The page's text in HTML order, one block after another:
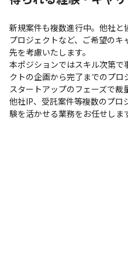
新規案件も複数進行中。他社
プロジェクトなど、ご希望の
先を考慮いたします。
本ポジションではスキル次第で
クトの企画から完了までのプロ
スタートアップのフェーズで裁
他社IP、受託案件等複数のプロ
験を活かせる業務をお任せしま